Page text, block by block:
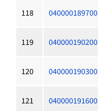
118 040000189700
119 040000190200
120 040000190300
121 040000191600